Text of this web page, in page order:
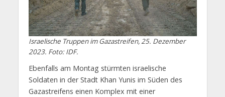
Israelische Truppen im Gazastreifen, 25. Dezember
2023. Foto: IDF.
Ebenfalls am Montag stürmten israelische
Soldaten in der Stadt Khan Yunis im Süden des
Gazastreifens einen Komplex mit einer